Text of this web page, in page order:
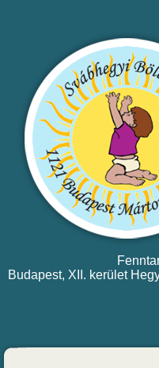
Budapest, XII. kerület